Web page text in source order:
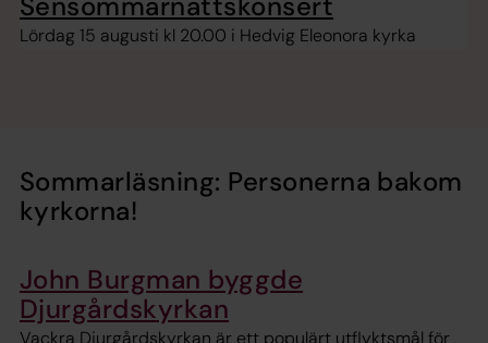
Lördag 15 augusti kl 20.00 i Hedvig Eleonora kyrka
Sommarläsning: Personerna bakom
kyrkorna!
John Burgman byggde
Djurgårdskyrkan